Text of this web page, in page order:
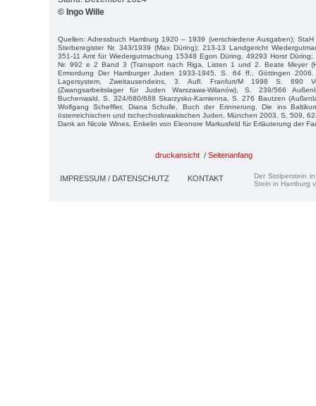
© Ingo Wille
Quellen: Adressbuch Hamburg 1920 – 1939 (verschiedene Ausgaben);
Sterberegister Nr. 343/1939 (Max Düring); 213-13 Landgericht
351-11 Amt für Wiedergutmachung 15348 Egon Düring, 49293 Horst
Nr. 992 e 2 Band 3 (Transport nach Riga, Listen 1 und 2. Beate Meyer
Ermordung Der Hamburger Juden 1933-1945, S. 64 ff., Göttingen 2006.
Lagersystem, Zweitausendeins, 3. Aufl. Franfurt/M 1998 S. 690
(Zwangsarbeitslager für Juden Warszawa-Wilanów), S. 239/566
Buchenwald, S. 324/680/688 Skarzysko-Kamienna, S. 276 Bautzen
Wolfgang Scheffler, Diana Schulle, Buch der Erinnerung, Die ins
österreichischen und tschechoslowakischen Juden, München 2003, S. 509,
Dank an Nicole Wines, Enkelin von Eleonore Markusfeld für Erläuterung der
druckansicht / Seitenanfang
IMPRESSUM / DATENSCHUTZ KONTAKT
Der Stolperstein
Stein in Hamburg